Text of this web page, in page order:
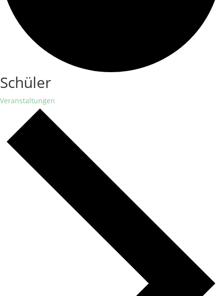
Schüler
Veranstaltungen